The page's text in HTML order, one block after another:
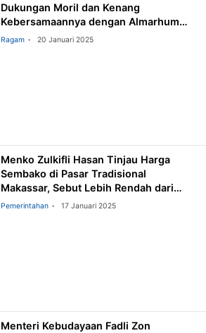
Dukungan Moril dan Kenang
Kebersamaannya dengan Almarhum
Alwi Hamu
Ragam 20 Januari 2025
Menko Zulkifli Hasan Tinjau Harga
Sembako di Pasar Tradisional
Makassar, Sebut Lebih Rendah dari
Provinsi Lain!
Pemerintahan 17 Januari 2025
Menteri Kebudayaan Fadli Zon